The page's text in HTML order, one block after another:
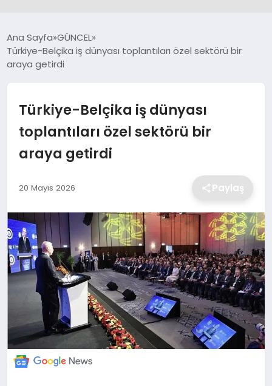
SPOR
DÜNYA
SİYASET
MAGAZİN
TEKNOLOJİ
SAĞLIK
EĞİTİM
Ana Sayfa GÜNCEL
Türkiye-Belçika iş dünyası toplantıları özel sektörü bir
araya getirdi
Türkiye-Belçika iş dünyası
toplantıları özel sektörü bir
araya getirdi
20 Mayıs 2026 Paylaş